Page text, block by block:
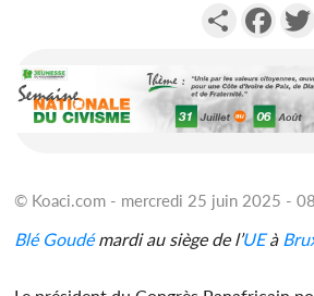
Partager
© Koaci.com - mercredi 25 juin 2025 -
Blé Goudémardi au siège de l’UEà